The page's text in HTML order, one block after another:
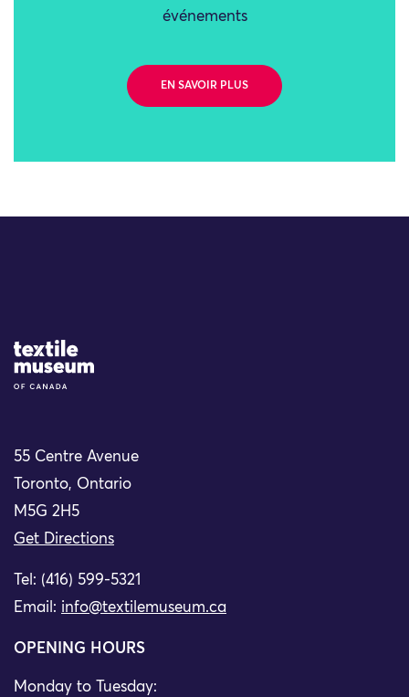
événements
EN SAVOIR PLUS
Site Logo
55 Centre Avenue
Toronto, Ontario
M5G 2H5
Get Directions
Tel: (416) 599-5321
Email: info@textilemuseum.ca
OPENING HOURS
Monday to Tuesday: